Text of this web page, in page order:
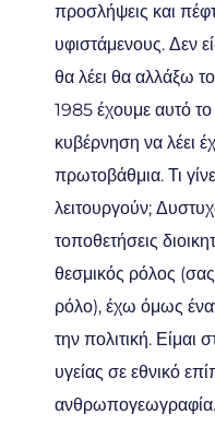
προσλήψεις και
υφιστάμενους. Δεν
θα λέει θα αλλάξω
1985 έχουμε αυτό το
κυβέρνηση να λέει
πρωτοβάθμια. Τι
λειτουργούν;
τοποθετήσεις
θεσμικός ρόλος
ρόλο), έχω όμως
την πολιτική.
υγείας σε εθνικό